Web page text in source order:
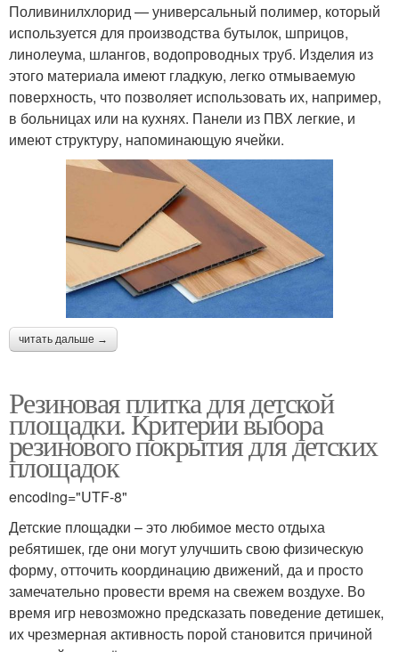
Поливинилхлорид — универсальный полимер, который
используется для производства бутылок, шприцов,
линолеума, шлангов, водопроводных труб. Изделия из
этого материала имеют гладкую, легко отмываемую
поверхность, что позволяет использовать их, например,
в больницах или на кухнях. Панели из ПВХ легкие, и
имеют структуру, напоминающую ячейки.
читать дальше →
Резиновая плитка для детской
площадки. Критерии выбора
резинового покрытия для детских
площадок
encoding="UTF-8"
Детские площадки – это любимое место отдыха
ребятишек, где они могут улучшить свою физическую
форму, отточить координацию движений, да и просто
замечательно провести время на свежем воздухе. Во
время игр невозможно предсказать поведение детишек,
их чрезмерная активность порой становится причиной